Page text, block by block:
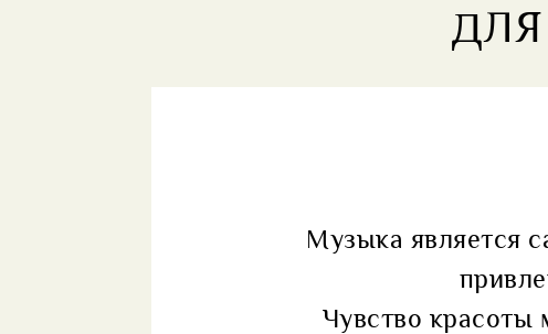
Музыка является
Чувство красоты